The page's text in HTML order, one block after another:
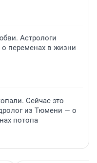
Астрологи
переменах в жизни
Сейчас это
из Тюмени — о
потопа